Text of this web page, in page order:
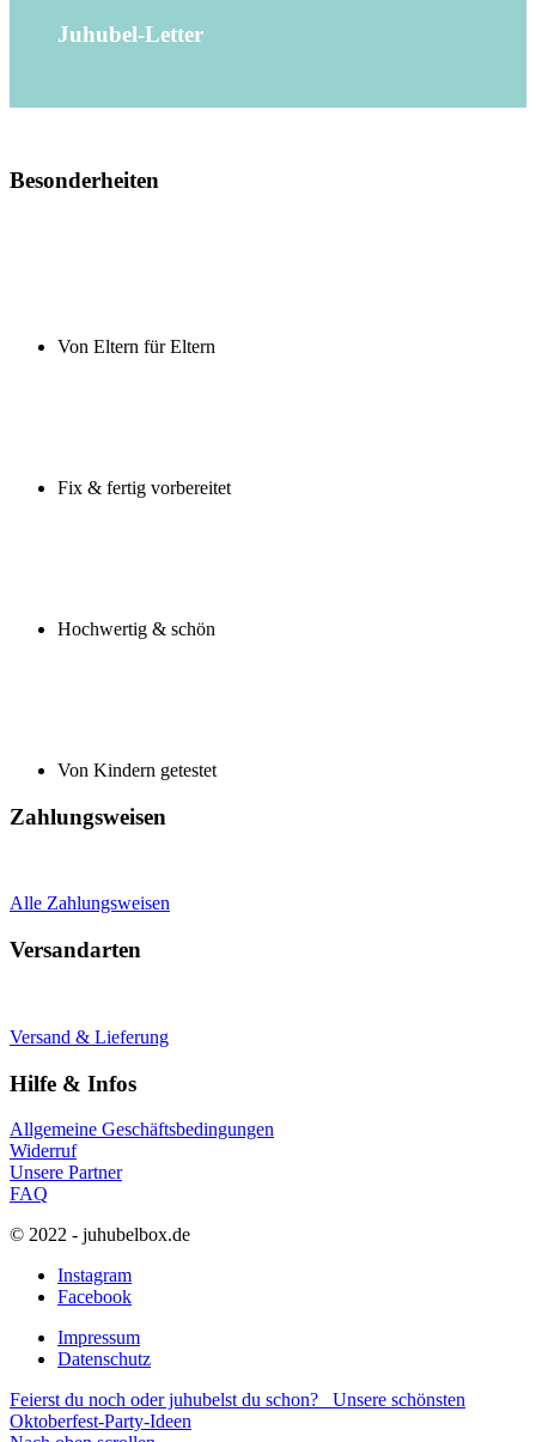
Juhubel-Letter
Besonderheiten
Von Eltern für Eltern
Fix & fertig vorbereitet
Hochwertig & schön
Von Kindern getestet
Zahlungsweisen
Alle Zahlungsweisen
Versandarten
Versand & Lieferung
Hilfe & Infos
Allgemeine Geschäftsbedingungen
Widerruf
Unsere Partner
FAQ
© 2022 - juhubelbox.de
Instagram
Facebook
Impressum
Datenschutz
Feierst du noch oder juhubelst du schon?
Unsere schönsten
Oktoberfest-Party-Ideen